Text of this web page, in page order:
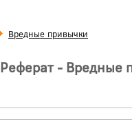
Вредные привычки
- Вредные